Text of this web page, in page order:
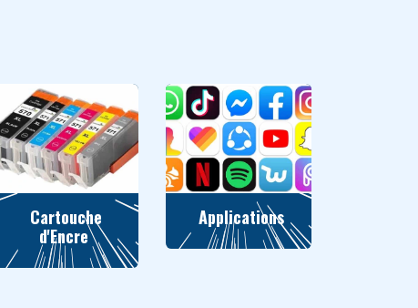
Cartouche
d'Encre
Applications